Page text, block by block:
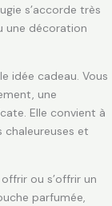
s’accorde très
une décoration
idée cadeau. Vous
une
Elle convient à
et
offrir ou s’offrir un
parfumée,